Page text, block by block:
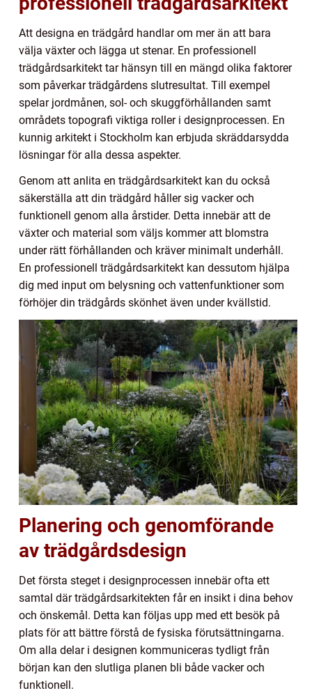
Att designa en trädgård handlar om mer än att bara
välja växter och lägga ut stenar. En professionell
trädgårdsarkitekt tar hänsyn till en mängd olika faktorer
som påverkar trädgårdens slutresultat. Till exempel
spelar jordmånen, sol- och skuggförhållanden samt
områdets topografi viktiga roller i designprocessen. En
kunnig arkitekt i Stockholm kan erbjuda skräddarsydda
lösningar för alla dessa aspekter.
Genom att anlita en trädgårdsarkitekt kan du också
säkerställa att din trädgård håller sig vacker och
funktionell genom alla årstider. Detta innebär att de
växter och material som väljs kommer att blomstra
under rätt förhållanden och kräver minimalt underhåll.
En professionell trädgårdsarkitekt kan dessutom hjälpa
dig med input om belysning och vattenfunktioner som
förhöjer din trädgårds skönhet även under kvällstid.
Planering och genomförande
av trädgårdsdesign
Det första steget i designprocessen innebär ofta ett
samtal där trädgårdsarkitekten får en insikt i dina behov
och önskemål. Detta kan följas upp med ett besök på
plats för att bättre förstå de fysiska förutsättningarna.
Om alla delar i designen kommuniceras tydligt från
början kan den slutliga planen bli både vacker och
funktionell.